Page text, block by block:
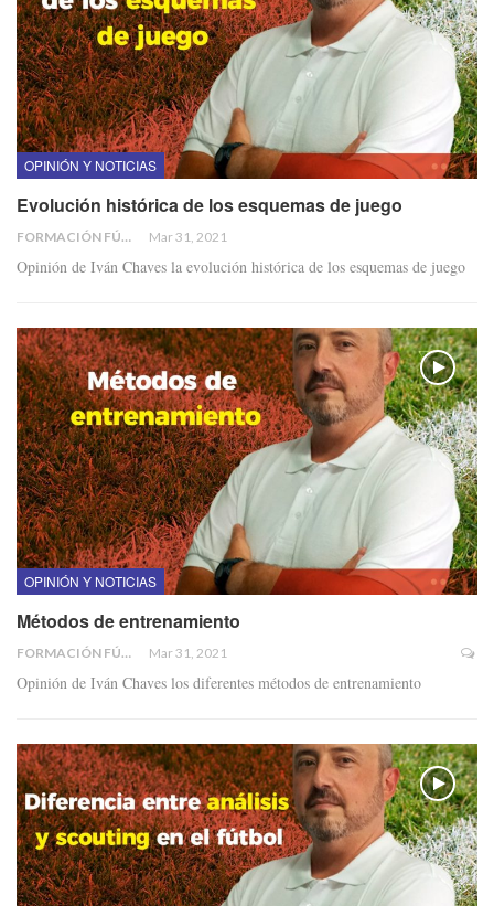
OPINIÓN Y NOTICIAS
Evolución histórica de los esquemas de juego
FORMACIÓN FÚTBOL Mar 31, 2021
Opinión de Iván Chaves la evolución histórica de los esquemas de juego
OPINIÓN Y NOTICIAS
Métodos de entrenamiento
FORMACIÓN FÚTBOL Mar 31, 2021
Opinión de Iván Chaves los diferentes métodos de entrenamiento